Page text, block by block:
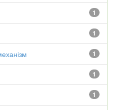
1
1
1
1
1